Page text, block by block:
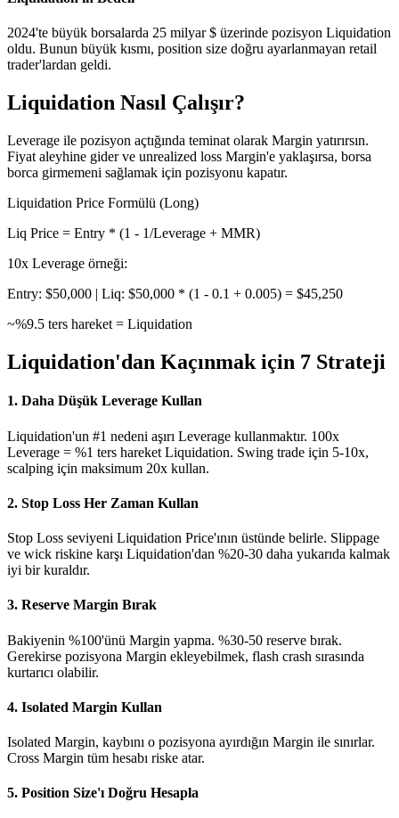
2024'te büyük borsalarda 25 milyar $ üzerinde pozisyon Liquidation
oldu. Bunun büyük kısmı, position size doğru ayarlanmayan retail
trader'lardan geldi.
Liquidation Nasıl Çalışır?
Leverage ile pozisyon açtığında teminat olarak Margin yatırırsın.
Fiyat aleyhine gider ve unrealized loss Margin'e yaklaşırsa, borsa
borca girmemeni sağlamak için pozisyonu kapatır.
Liquidation Price Formülü (Long)
Liq Price = Entry * (1 - 1/Leverage + MMR)
10x Leverage örneği:
Entry: $50,000 | Liq: $50,000 * (1 - 0.1 + 0.005) = $45,250
~%9.5 ters hareket = Liquidation
Liquidation'dan Kaçınmak için 7 Strateji
1. Daha Düşük Leverage Kullan
Liquidation'un #1 nedeni aşırı Leverage kullanmaktır. 100x
Leverage = %1 ters hareket Liquidation. Swing trade için 5-10x,
scalping için maksimum 20x kullan.
2. Stop Loss Her Zaman Kullan
Stop Loss seviyeni Liquidation Price'ının üstünde belirle. Slippage
ve wick riskine karşı Liquidation'dan %20-30 daha yukarıda kalmak
iyi bir kuraldır.
3. Reserve Margin Bırak
Bakiyenin %100'ünü Margin yapma. %30-50 reserve bırak.
Gerekirse pozisyona Margin ekleyebilmek, flash crash sırasında
kurtarıcı olabilir.
4. Isolated Margin Kullan
Isolated Margin, kaybını o pozisyona ayırdığın Margin ile sınırlar.
Cross Margin tüm hesabı riske atar.
5. Position Size'ı Doğru Hesapla